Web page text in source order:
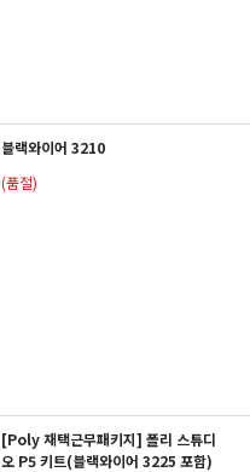
블랙와이어 3210
(품절)
[Poly 재택근무패키지] 폴리 스튜디
오 P5 키트(블랙와이어 3225 포함)